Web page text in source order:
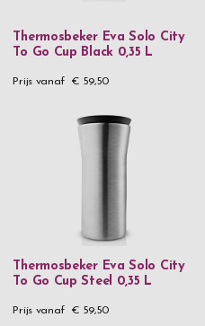
Thermosbeker Eva Solo City
To Go Cup Black 0,35 L
Prijs vanaf € 59,50
Thermosbeker Eva Solo City
To Go Cup Steel 0,35 L
Prijs vanaf € 59,50